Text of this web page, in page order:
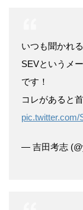
いつも聞かれ
SEVというメ
です！
コレがあると
pic.twitter.com/
— 吉田考志